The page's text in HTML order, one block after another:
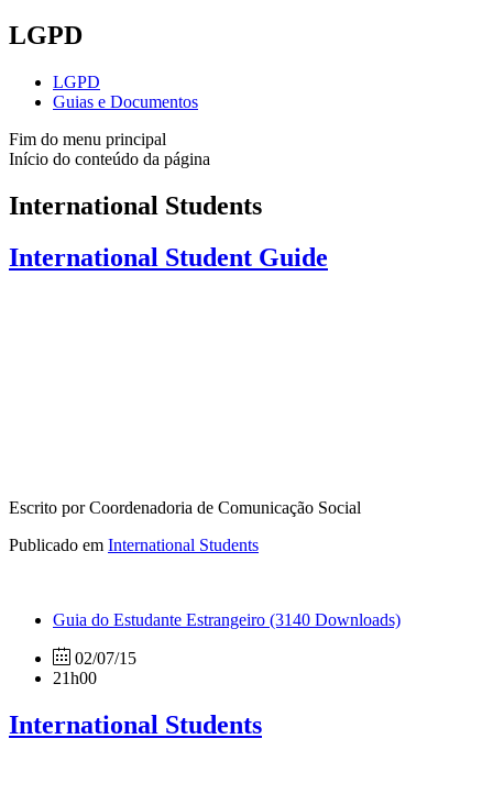
LGPD
LGPD
Guias e Documentos
Fim do menu principal
Início do conteúdo da página
International Students
International Student Guide
Escrito por Coordenadoria de Comunicação Social
Publicado em International Students
Guia do Estudante Estrangeiro (3140 Downloads)
02/07/15
21h00
International Students